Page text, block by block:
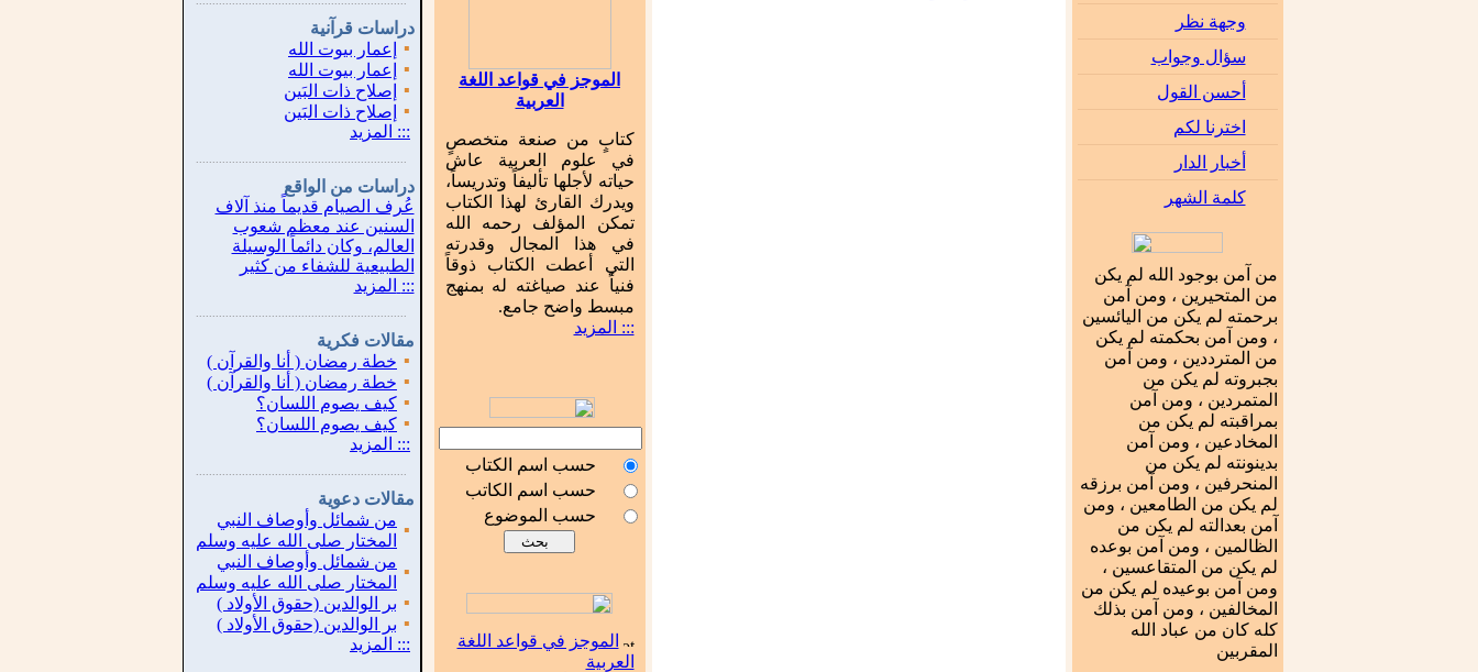
دراسات قرآنية
▪
إعمار بيوت الله
▪
إعمار بيوت الله
▪
إصلاح ذات البَين
▪
إصلاح ذات البَين
::: المزيد
دراسات من الواقع
عُرف الصيام قديماً منذ آلاف
السنين عند معظم شعوب
العالم، وكان دائماً الوسيلة
الطبيعية للشفاء من كثير
::: المزيد
مقالات فكرية
▪ خطة رمضان ( أنا والقرآن )
▪ خطة رمضان ( أنا والقرآن )
▪ كيف يصوم اللسان؟
▪ كيف يصوم اللسان؟
::: المزيد
مقالات دعوية
▪
من شمائل وأوصاف النبي
المختار صلى الله عليه وسلم
▪
من شمائل وأوصاف النبي
المختار صلى الله عليه وسلم
▪ بر الوالدين (حقوق الأولاد )
▪ بر الوالدين (حقوق الأولاد )
::: المزيد
الموجز في قواعد اللغة
العربية
كتابٍ من صنعة متخصصٍ
في علوم العربية عاش
حياته لأجلها تأليفاً وتدريساً،
ويدرك القارئ لهذا الكتاب
تمكن المؤلف رحمه الله
في هذا المجال وقدرته
التي أعطت الكتاب ذوقاً
فنياً عند صياغته له بمنهج
مبسط واضح جامع.
::: المزيد
حسب اسم الكتاب
حسب اسم الكاتب
حسب الموضوع
الموجز في قواعد اللغة
العربية
وجهة نظر
سؤال وجواب
أحسن القول
اخترنا لكم
أخبار الدار
كلمة الشهر
من آمن بوجود الله لم يكن
من المتحيرين ، ومن آمن
برحمته لم يكن من اليائسين
، ومن آمن بحكمته لم يكن
من المترددين ، ومن آمن
بجبروته لم يكن من
المتمردين ، ومن آمن
بمراقبته لم يكن من
المخادعين ، ومن آمن
بدينونته لم يكن من
المنحرفين ، ومن آمن برزقه
لم يكن من الطامعين ، ومن
آمن بعدالته لم يكن من
الظالمين ، ومن آمن بوعده
لم يكن من المتقاعسين ،
ومن آمن بوعيده لم يكن من
المخالفين ، ومن آمن بذلك
كله كان من عباد الله
المقربين